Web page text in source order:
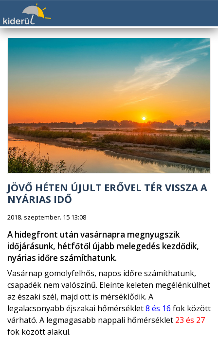
JÖVŐ HÉTEN ÚJULT ERŐVEL TÉR VISSZA A
NYÁRIAS IDŐ
2018. szeptember. 15 13:08
A hidegfront után vasárnapra megnyugszik
időjárásunk, hétfőtől újabb melegedés kezdődik,
nyárias időre számíthatunk.
Vasárnap gomolyfelhős, napos időre számíthatunk,
csapadék nem valószínű. Eleinte keleten megélénkülhet
az északi szél, majd ott is mérséklődik. A
legalacsonyabb éjszakai hőmérséklet8 és 16 fok között
várható. A legmagasabb nappali hőmérséklet 23 és 27
fok között alakul.